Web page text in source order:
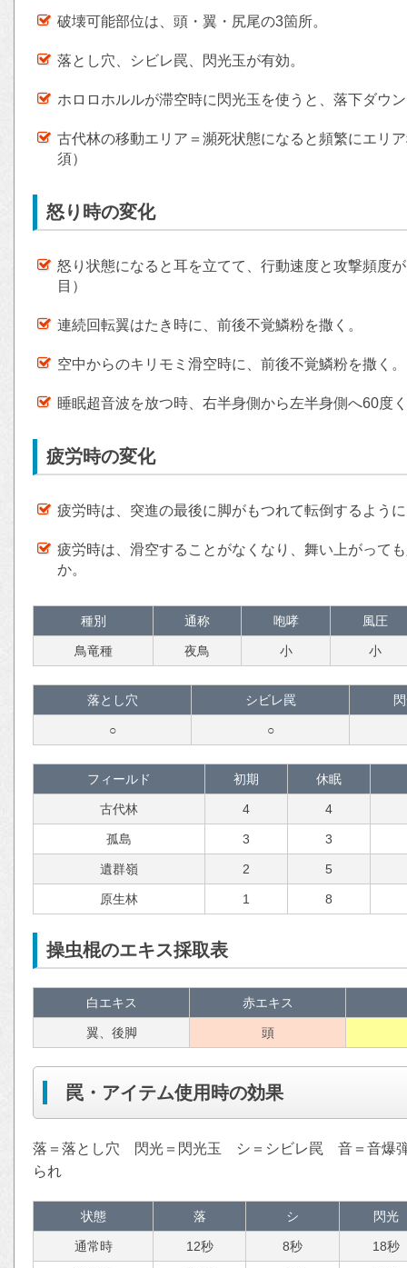
破壊可能部位は、頭・翼・尻尾の3箇所。
落とし穴、シビレ罠、閃光玉が有効。
ホロロホルルが滞空時に閃光玉を使うと、落下ダウ
古代林の移動エリア＝瀕死状態になると頻繁にエリ
須）
怒り時の変化
怒り状態になると耳を立てて、行動速度と攻撃頻度
目）
連続回転翼はたき時に、前後不覚鱗粉を撒く。
空中からのキリモミ滑空時に、前後不覚鱗粉を撒く。
睡眠超音波を放つ時、右半身側から左半身側へ60度
疲労時の変化
疲労時は、突進の最後に脚がもつれて転倒するよう
疲労時は、滑空することがなくなり、舞い上がって
か。
種別 通称 咆哮 風圧
鳥竜種 夜鳥 小 小
落とし穴 シビレ罠
○ ○
フィールド 初期 休眠
古代林 4 4
孤島 3 3
遺群嶺 2 5
原生林 1 8
操虫棍のエキス採取表
白エキス 赤エキス
翼、後脚 頭
罠・アイテム使用時の効果
落＝落とし穴 閃光＝閃光玉 シ＝シビレ罠 音＝音
られ
状態 落 シ 閃光
通常時 12秒 8秒 18秒